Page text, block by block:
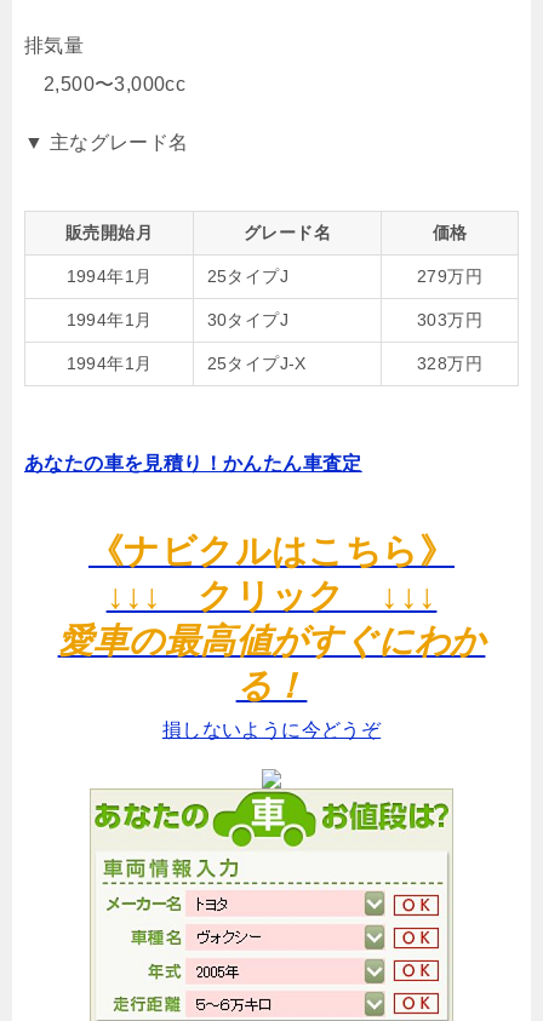
排気量
2,500〜3,000cc
▼ 主なグレード名
販売開始月 グレード名 価格
1994年1月 25タイプJ 279万円
1994年1月 30タイプJ 303万円
1994年1月 25タイプJ-X 328万円
あなたの車を見積り！かんたん車査定
《ナビクルはこちら》
↓↓↓ クリック ↓↓↓
愛車の最高値がすぐにわか
る！
損しないように今どうぞ